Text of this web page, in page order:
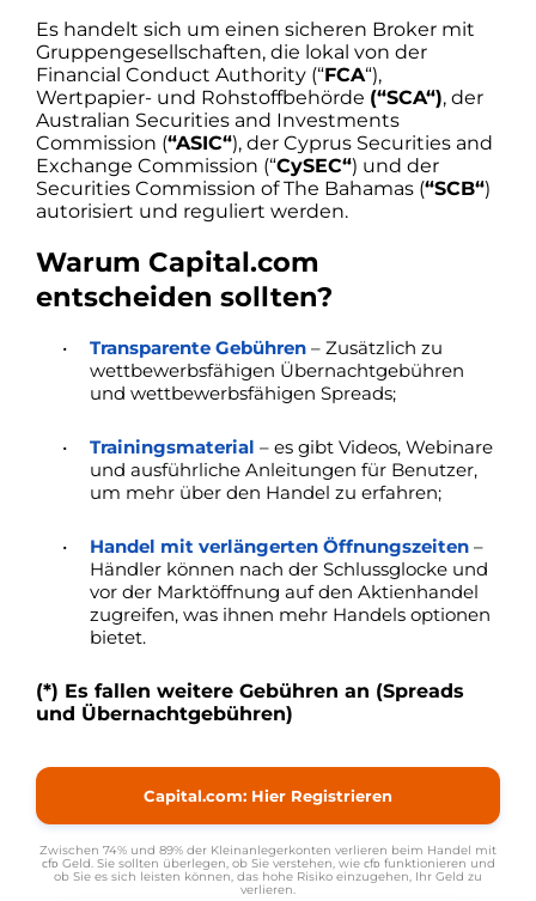
Es handelt sich um einen sicheren Broker mit
Gruppengesellschaften, die lokal von der
Financial Conduct Authority (“FCA“),
Wertpapier- und Rohstoffbehörde (“SCA“), der
Australian Securities and Investments
Commission (“ASIC“), der Cyprus Securities and
Exchange Commission (“CySEC“) und der
Securities Commission of The Bahamas (“SCB“)
autorisiert und reguliert werden.
Warum Capital.com
entscheiden sollten?
Transparente Gebühren– Zusätzlich zu
wettbewerbsfähigen Übernachtgebühren
und wettbewerbsfähigen Spreads;
Trainingsmaterial – es gibt Videos, Webinare
und ausführliche Anleitungen für Benutzer,
um mehr über den Handel zu erfahren;
Handel mit verlängerten Öffnungszeiten–
Händler können nach der Schlussglocke und
vor der Marktöffnung auf den Aktienhandel
zugreifen, was ihnen mehr Handels optionen
bietet.
(*) Es fallen weitere Gebühren an (Spreads
und Übernachtgebühren)
Capital.com: Hier Registrieren
Zwischen 74% und 89% der Kleinanlegerkonten verlieren beim Handel mit
ᴄfᴅ Geld. Sie sollten überlegen, ob Sie verstehen, wie ᴄfᴅ funktionieren und
ob Sie es sich leisten können, das hohe Risiko einzugehen, Ihr Geld zu
verlieren.